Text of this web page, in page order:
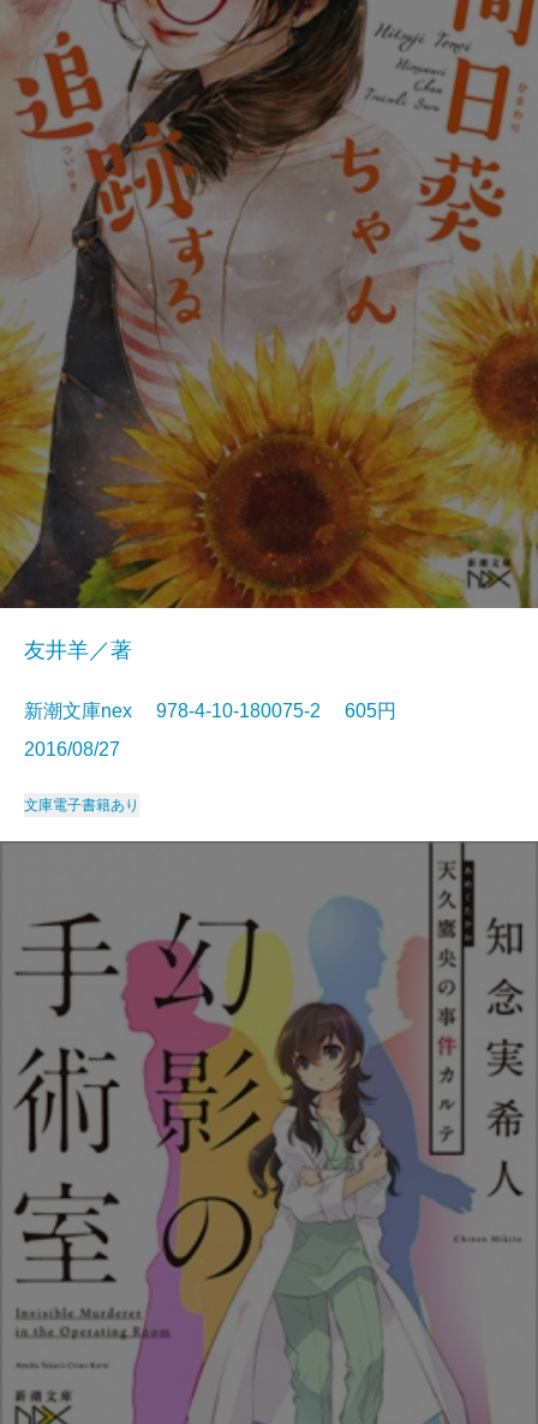
友井羊／著
新潮文庫nex 978-4-10-180075-2 605円
2016/08/27
文庫電子書籍あり